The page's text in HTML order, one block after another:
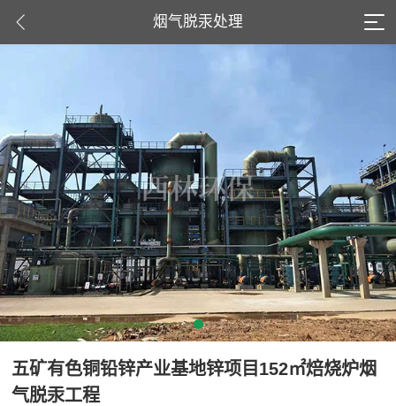
烟气脱汞处理
五矿有色铜铅锌产业基地锌项目152㎡焙烧炉烟
气脱汞工程